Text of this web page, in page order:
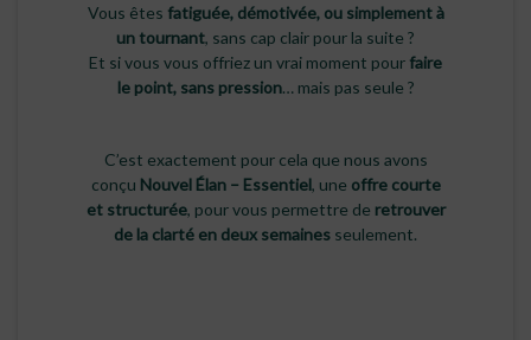
Vous êtes fatiguée, démotivée, ou simplement à
un tournant, sans cap clair pour la suite ?
Et si vous vous offriez un vrai moment pour faire
le point, sans pression… mais pas seule ?
C’est exactement pour cela que nous avons
conçu Nouvel Élan – Essentiel, une offre courte
et structurée, pour vous permettre de retrouver
de la clarté en deux semaines seulement.